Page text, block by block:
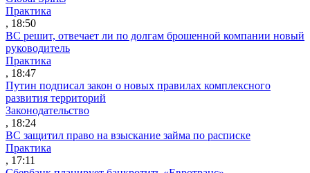
Практика
, 18:50
ВС решит, отвечает ли по долгам брошенной компании новый
руководитель
Практика
, 18:47
Путин подписал закон о новых правилах комплексного
развития территорий
Законодательство
, 18:24
ВС защитил право на взыскание займа по расписке
Практика
, 17:11